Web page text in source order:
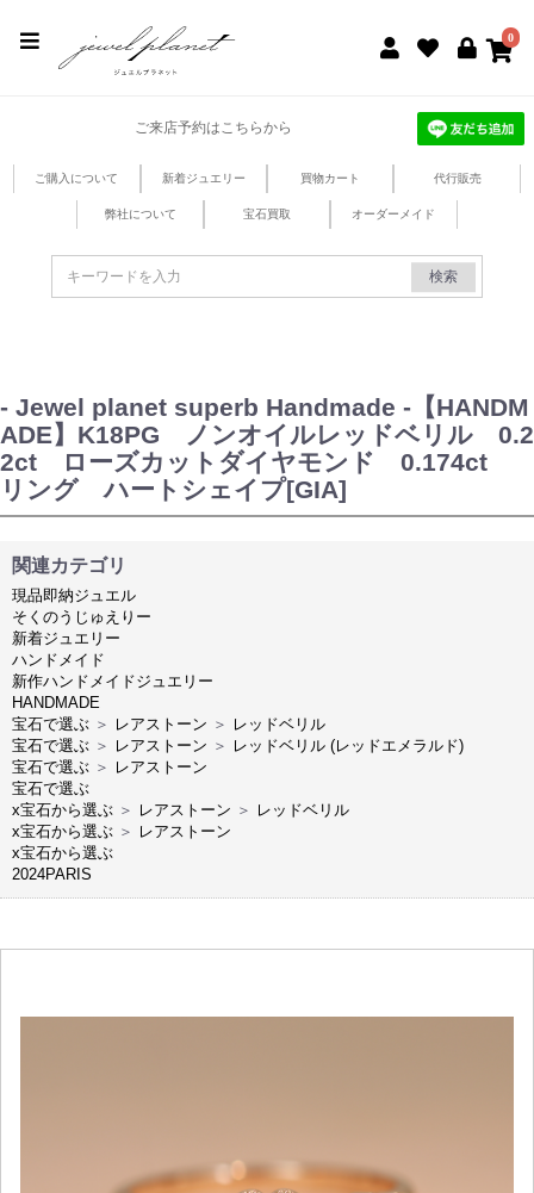
0
ご来店予約はこちらから
ご購入について 新着ジュエリー 買物カート 代行販売
弊社について 宝石買取 オーダーメイド
検索
- Jewel planet superb Handmade -【HANDM
ADE】K18PG ノンオイルレッドベリル 0.2
2ct ローズカットダイヤモンド 0.174ct
リング ハートシェイプ[GIA]
関連カテゴリ
現品即納ジュエル
そくのうじゅえりー
新着ジュエリー
ハンドメイド
新作ハンドメイドジュエリー
HANDMADE
宝石で選ぶ ＞ レアストーン ＞ レッドベリル
宝石で選ぶ ＞ レアストーン ＞ レッドベリル (レッドエメラルド)
宝石で選ぶ ＞ レアストーン
宝石で選ぶ
x宝石から選ぶ ＞ レアストーン ＞ レッドベリル
x宝石から選ぶ ＞ レアストーン
x宝石から選ぶ
2024PARIS